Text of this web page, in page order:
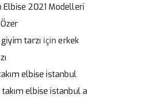
Elbise 2021 Modelleri
tarzı içinerkek
elbise istanbul
takım elbise istanbul a